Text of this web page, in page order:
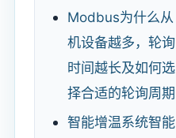
Modbus为什么从
机设备越多，轮询
时间越长及如何选
择合适的轮询周期
智能增温系统智能